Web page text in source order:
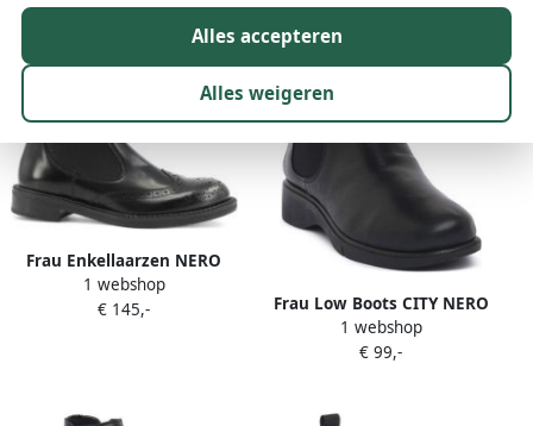
Frau Enkellaarzen NERO
BRUSH
1 webshop
€ 145,-
Frau Low Boots CITY NERO
1 webshop
€ 99,-
Alles accepteren
Alles weigeren